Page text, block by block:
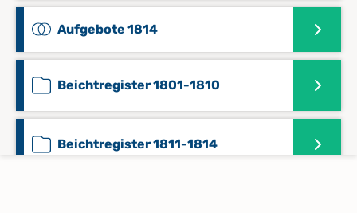
Aufgebote 1814
Beichtregister 1801-1810
Beichtregister 1811-1814